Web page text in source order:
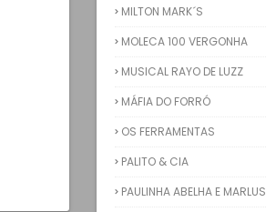
MILTON MARK´S
MOLECA 100 VERGONHA
MUSICAL RAYO DE LUZZ
MÁFIA DO FORRÓ
OS FERRAMENTAS
PALITO & CIA
PAULINHA ABELHA E MARLUS